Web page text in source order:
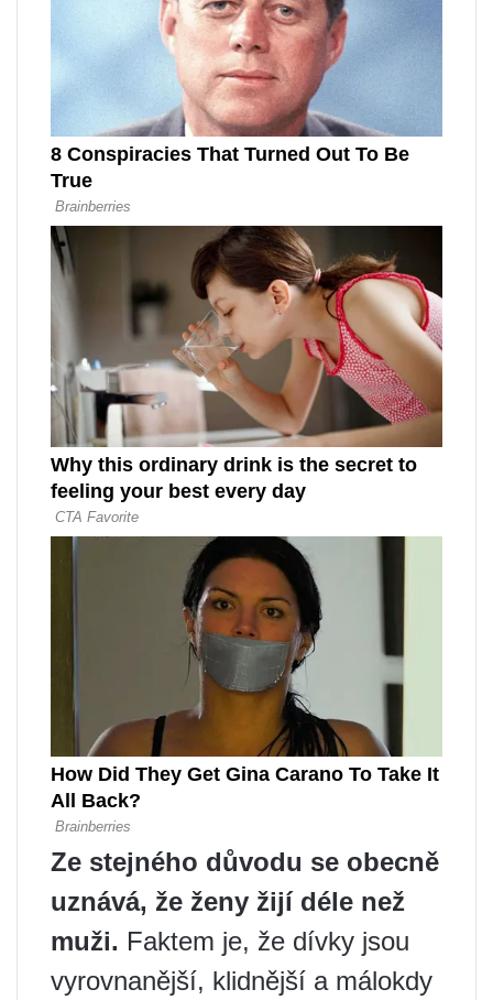
Ze stejného důvodu se obecně
uznává, že ženy žijí déle než
muži. Faktem je, že dívky jsou
vyrovnanější, klidnější a málokdy